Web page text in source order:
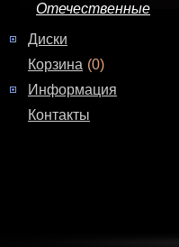
Отечественные
Диски
Корзина (0)
Информация
Контакты